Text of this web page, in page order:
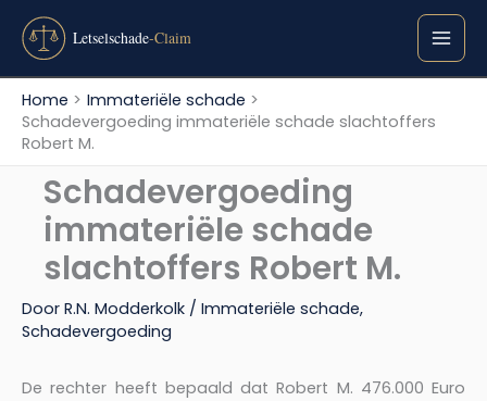
naar
inhoudHome
Immateriële schade
Schadevergoeding immateriële schade slachtoffers
Robert M.
Schadevergoeding
immateriële schade
slachtoffers Robert M.
Door R.N. Modderkolk / Immateriële schade,
Schadevergoeding
De rechter heeft bepaald dat Robert M. 476.000 Euro